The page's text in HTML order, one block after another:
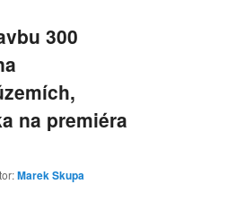
300
na premiéra
Marek Skupa